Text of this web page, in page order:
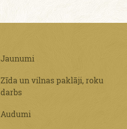
Jaunumi
Zīda un vilnas paklāji, roku
darbs
Audumi